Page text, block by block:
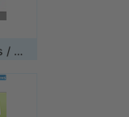
PreNumbers / Einzelplatzlizenz